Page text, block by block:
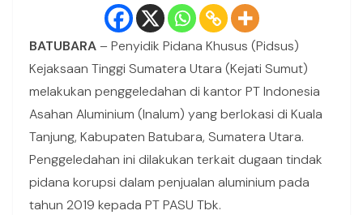
BATUBARA– Penyidik Pidana Khusus (Pidsus)
Kejaksaan Tinggi Sumatera Utara (Kejati Sumut)
melakukan penggeledahan di kantor PT Indonesia
Asahan Aluminium (Inalum) yang berlokasi di Kuala
Tanjung, Kabupaten Batubara, Sumatera Utara.
Penggeledahan ini dilakukan terkait dugaan tindak
pidana korupsi dalam penjualan aluminium pada
tahun 2019 kepada PT PASU Tbk.